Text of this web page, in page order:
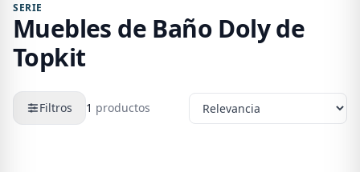
SERIE
Muebles de Baño Doly de
Topkit
Filtros 1 productos